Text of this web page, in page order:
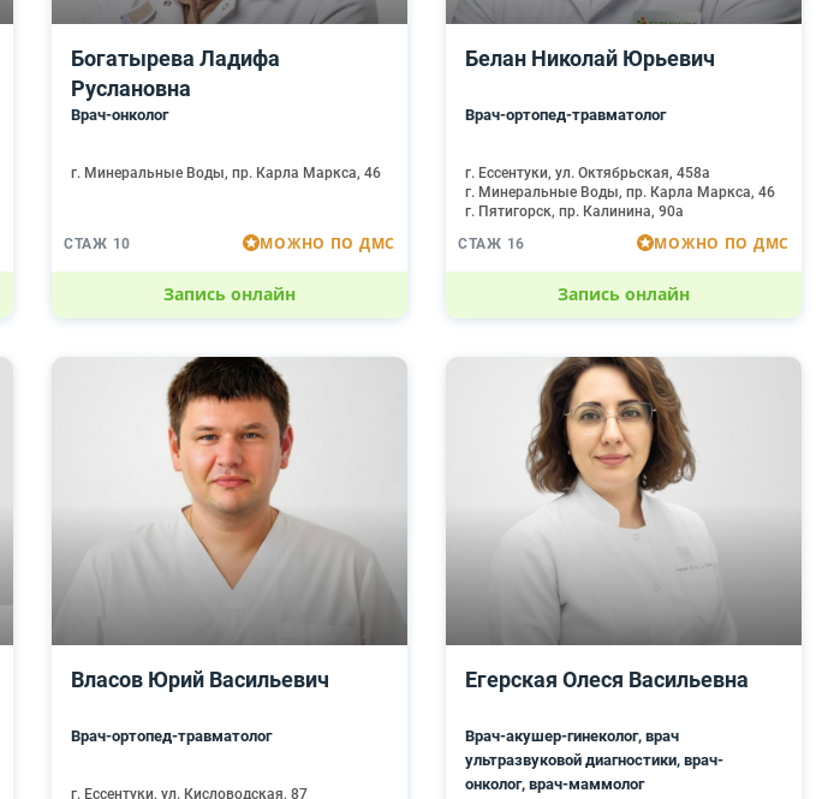
Богатырева Ладифа
Руслановна
Врач-онколог
г. Минеральные Воды, пр. Карла Маркса, 46
СТАЖ 10 МОЖНО ПО ДМС
Запись онлайн
Белан Николай Юрьевич
Врач-ортопед-травматолог
г. Ессентуки, ул. Октябрьская, 458а
г. Минеральные Воды, пр. Карла Маркса, 46
г. Пятигорск, пр. Калинина, 90а
СТАЖ 16
МОЖНО ПО ДМС
Запись онлайн
Власов Юрий Васильевич
Врач-ортопед-травматолог
г. Ессентуки, ул. Кисловодская, 87
Егерская Олеся Васильевна
Врач-акушер-гинеколог, врач
ультразвуковой диагностики, врач-
онколог, врач-маммолог